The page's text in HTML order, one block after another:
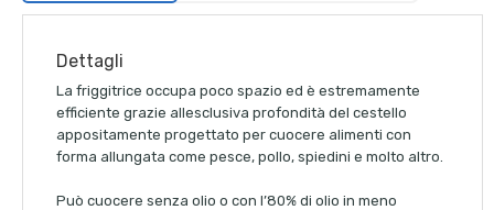
Dettagli
La friggitrice occupa poco spazio ed è estremamente
efficiente grazie allesclusiva profondità del cestello
appositamente progettato per cuocere alimenti con
forma allungata come pesce, pollo, spiedini e molto altro.
Può cuocere senza olio o con l’80% di olio in meno